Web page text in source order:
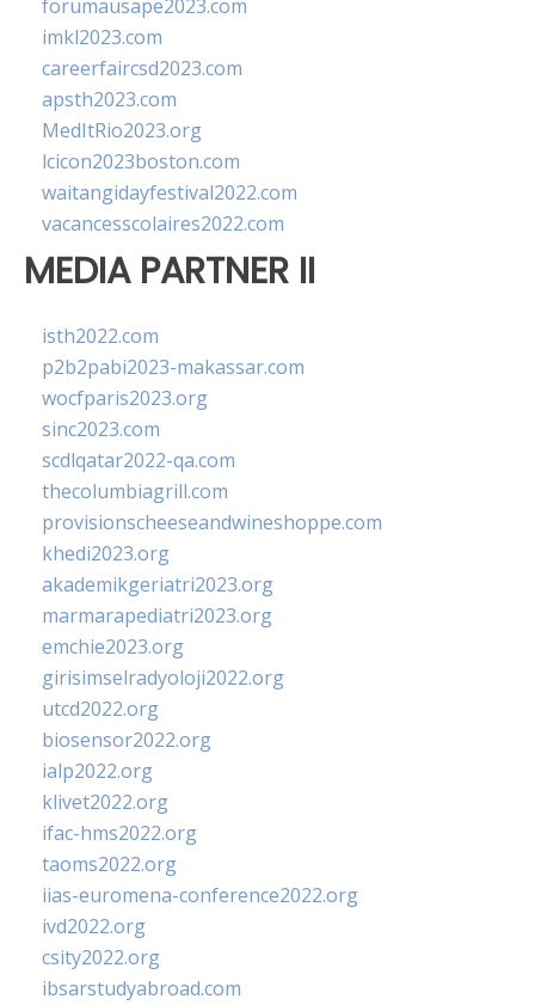
forumausape2023.com
imkl2023.com
careerfaircsd2023.com
apsth2023.com
MedItRio2023.org
lcicon2023boston.com
waitangidayfestival2022.com
vacancesscolaires2022.com
MEDIA PARTNER II
isth2022.com
p2b2pabi2023-makassar.com
wocfparis2023.org
sinc2023.com
scdlqatar2022-qa.com
thecolumbiagrill.com
provisionscheeseandwineshoppe.com
khedi2023.org
akademikgeriatri2023.org
marmarapediatri2023.org
emchie2023.org
girisimselradyoloji2022.org
utcd2022.org
biosensor2022.org
ialp2022.org
klivet2022.org
ifac-hms2022.org
taoms2022.org
iias-euromena-conference2022.org
ivd2022.org
csity2022.org
ibsarstudyabroad.com